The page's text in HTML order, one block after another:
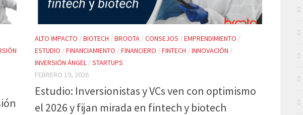
ALTO IMPACTO /BIOTECH /BROOTA /CONSEJOS /EMPRENDIMIENTO /
ESTUDIO /FINANCIAMIENTO /FINANCIERO /FINTECH /INNOVACIÓN /
INVERSIÓN ÁNGEL /STARTUPS
FEBRERO 19, 2026
Estudio: Inversionistas y VCs ven con optimismo
el 2026 y fijan mirada en fintech y biotech